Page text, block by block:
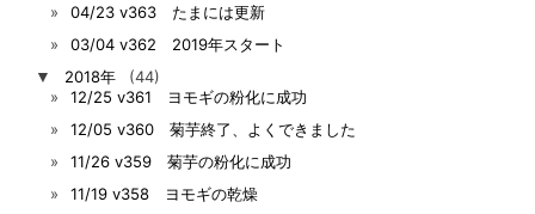
04/23 v363 たまには更新
03/04 v362 2019年スタート
▼
2018年
(44)
12/25 v361 ヨモギの粉化に成功
12/05 v360 菊芋終了、よくできました
11/26 v359 菊芋の粉化に成功
11/19 v358 ヨモギの乾燥